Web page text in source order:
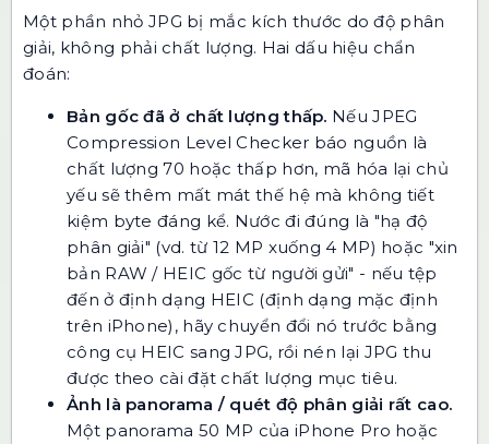
Một phần nhỏ JPG bị mắc kích thước do độ phân
giải, không phải chất lượng. Hai dấu hiệu chẩn
đoán:
Bản gốc đã ở chất lượng thấp. NếuJPEG
Compression Level Checker báo nguồn là
chất lượng 70 hoặc thấp hơn, mã hóa lại chủ
yếu sẽ thêm mất mát thế hệ mà không tiết
kiệm byte đáng kể. Nước đi đúng là "hạ độ
phân giải" (vd. từ 12 MP xuống 4 MP) hoặc "xin
bản RAW / HEIC gốc từ người gửi" - nếu tệp
đến ở định dạng HEIC (định dạng mặc định
trên iPhone), hãy chuyển đổi nó trước bằng
công cụ HEIC sang JPG, rồi nén lại JPG thu
được theo cài đặt chất lượng mục tiêu.
Ảnh là panorama / quét độ phân giải rất cao.
Một panorama 50 MP của iPhone Pro hoặc